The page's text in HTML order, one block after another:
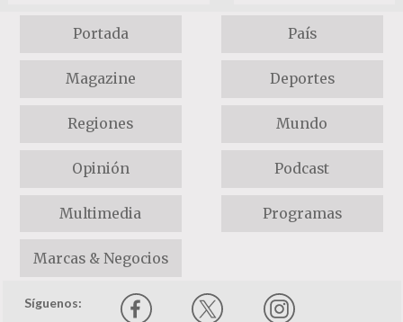
Portada País
Magazine Deportes
Regiones Mundo
Opinión Podcast
Multimedia Programas
Marcas & Negocios
Síguenos: